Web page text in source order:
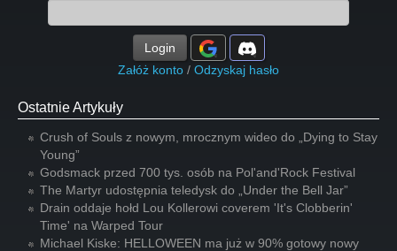
Login
Załóż konto / Odzyskaj hasło
Ostatnie Artykuły
Crush of Souls z nowym, mrocznym wideo do „Dying to Stay
Young”
Godsmack przed 700 tys. osób na Pol'and'Rock Festival
The Martyr udostępnia teledysk do „Under the Bell Jar”
Drain oddaje hołd Lou Kollerowi coverem 'It's Clobberin'
Time' na Warped Tour
Michael Kiske: HELLOWEEN ma już w 90% gotowy nowy